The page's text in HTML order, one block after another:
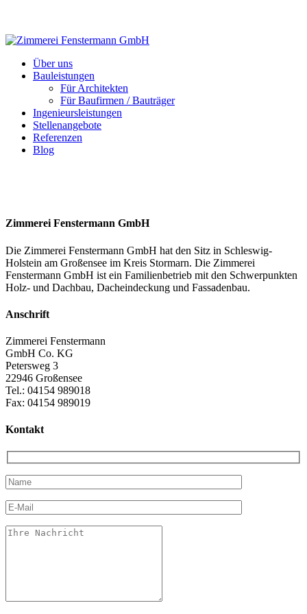
Über uns
Bauleistungen
Für Architekten
Für Baufirmen / Bauträger
Ingenieursleistungen
Stellenangebote
Referenzen
Blog
Zimmerei Fenstermann GmbH
Die Zimmerei Fenstermann GmbH hat den Sitz in Schleswig-
Holstein am Großensee im Kreis Stormarn. Die Zimmerei
Fenstermann GmbH ist ein Familienbetrieb mit den Schwerpunkten
Holz- und Dachbau, Dacheindeckung und Fassadenbau.
Anschrift
Zimmerei Fenstermann
GmbH Co. KG
Petersweg 3
22946 Großensee
Tel.: 04154 989018
Fax: 04154 989019
Kontakt